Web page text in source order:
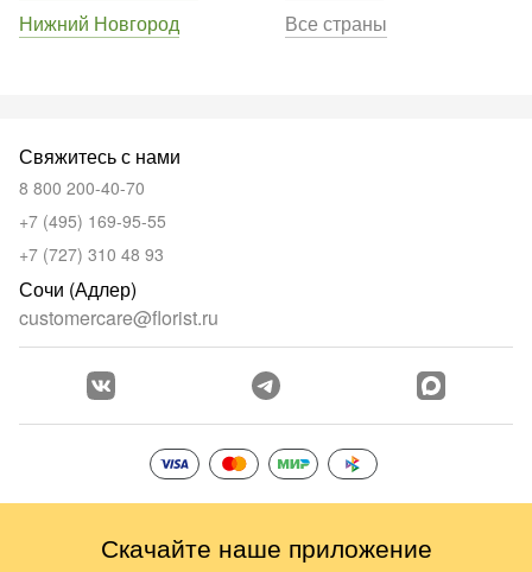
Нижний Новгород
Все страны
Свяжитесь с нами
8 800 200-40-70
+7 (495) 169-95-55
+7 (727) 310 48 93
Сочи (Адлер)
customercare@florist.ru
Скачайте наше приложение